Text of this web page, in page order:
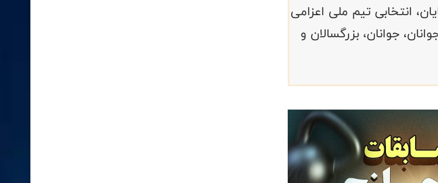
انتخابی تیم ملی اعزامی
رده‌های سنی نوجوانان، جوانان، بزرگسالان و